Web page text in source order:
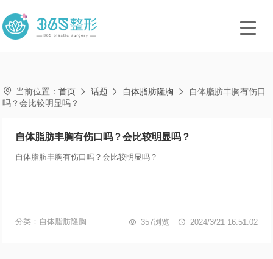
 当前位置：首页  话题  自体脂肪隆胸 
自体脂肪丰胸有伤口
吗？会比较明显吗？
自体脂肪丰胸有伤口吗？会比较明显吗？
自体脂肪丰胸有伤口吗？会比较明显吗？
分类：自体脂肪隆胸  357浏览  2024/3/21 16:51:02